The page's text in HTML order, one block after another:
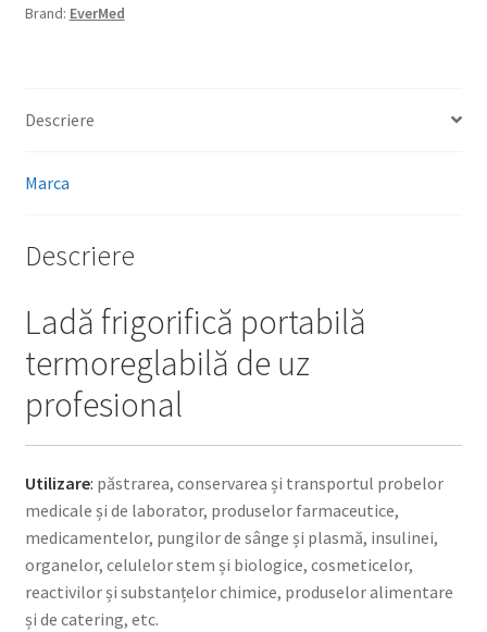
Brand: EverMed
Descriere
Marca
Descriere
Ladă frigorifică portabilă
termoreglabilă de uz
profesional
Utilizare: păstrarea, conservarea și transportul probelor
medicale și de laborator, produselor farmaceutice,
medicamentelor, pungilor de sânge și plasmă, insulinei,
organelor, celulelor stem și biologice, cosmeticelor,
reactivilor și substanțelor chimice, produselor alimentare
și de catering, etc.